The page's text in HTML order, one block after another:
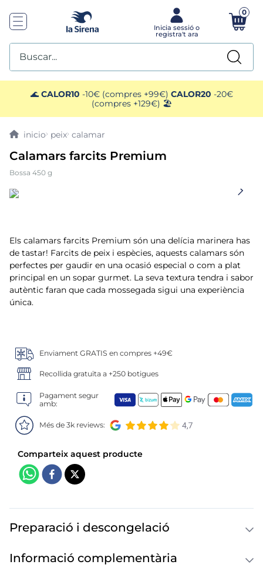
0
Buscar...
🌊 CALOR10 -10€ (compres +99€) CALOR20 -20€
(compres +129€) 🏖️
peix calamar
Calamars farcits Premium
Bossa 450 g
Els calamars farcits Premium són una delícia marinera has
de tastar! Farcits de peix i espècies, aquests calamars són
perfectes per gaudir en una ocasió especial o com a plat
principal en un sopar gurmet. La seva textura tendra i sabor
autèntic faran que cada mossegada sigui una experiència
única.
Enviament GRATIS en compres +49€
Recollida gratuïta a +250 botigues
Pagament segur
amb:
Més de 3k reviews:
Preparació i descongelació
Informació complementària
TOP SEARCHES
1. mariscos
3. menus
5 calamar sirena
6. tarrina helado
7. salmó premium
9. halibut
10. helados polos